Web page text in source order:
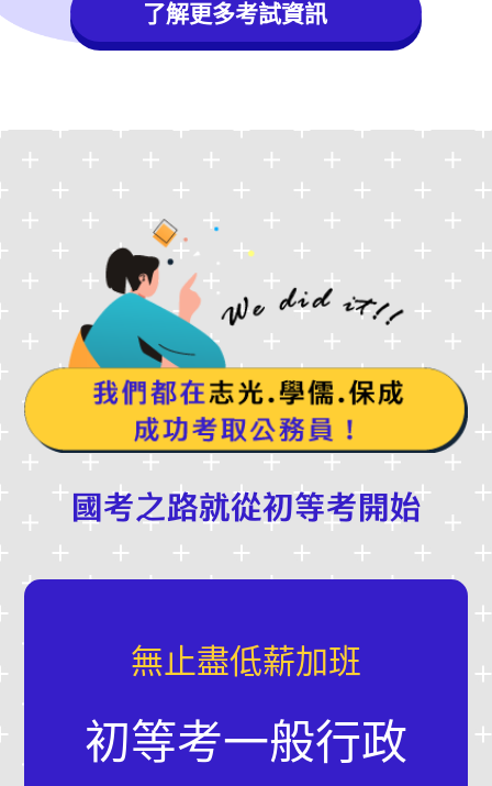
了解更多考試資訊
國考之路就從初等考開始
無止盡低薪加班
初等考一般行政